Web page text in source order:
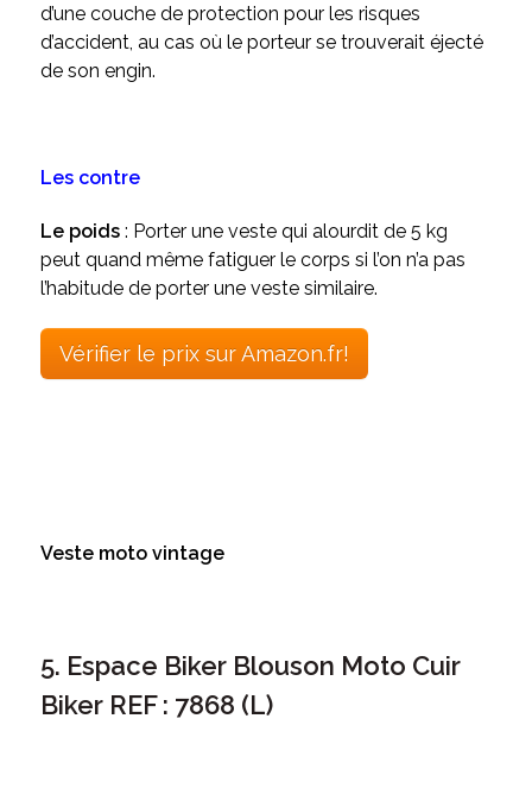
d’une couche de protection pour les risques
d’accident, au cas où le porteur se trouverait éjecté
de son engin.
Les contre
Le poids: Porter une veste qui alourdit de 5 kg
peut quand même fatiguer le corps si l’on n’a pas
l’habitude de porter une veste similaire.
Vérifier le prix sur Amazon.fr!
Veste moto vintage
5. Espace Biker Blouson Moto Cuir
Biker REF : 7868 (L)